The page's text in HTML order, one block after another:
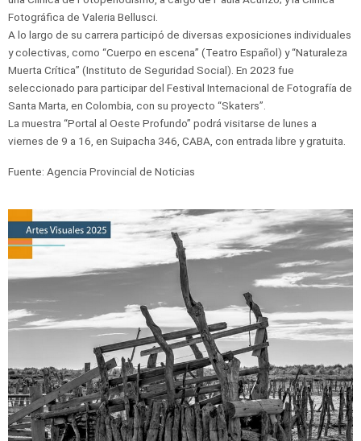
Fotográfica de Valeria Bellusci.
A lo largo de su carrera participó de diversas exposiciones individuales
y colectivas, como “Cuerpo en escena” (Teatro Español) y “Naturaleza
Muerta Crítica” (Instituto de Seguridad Social). En 2023 fue
seleccionado para participar del Festival Internacional de Fotografía de
Santa Marta, en Colombia, con su proyecto “Skaters”.
La muestra “Portal al Oeste Profundo” podrá visitarse de lunes a
viernes de 9 a 16, en Suipacha 346, CABA, con entrada libre y gratuita.
Fuente: Agencia Provincial de Noticias